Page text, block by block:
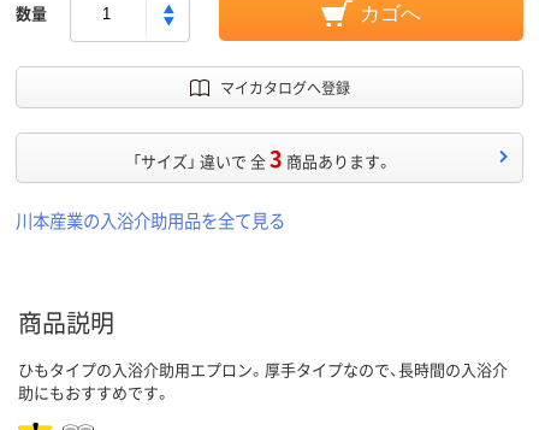
数量 カゴへ
マイカタログへ登録
「サイズ」 違いで 全3 商品あります。
川本産業の入浴介助用品を全て見る
商品説明
ひもタイプの入浴介助用エプロン。厚手タイプなので、長時間の入浴介
助にもおすすめです。